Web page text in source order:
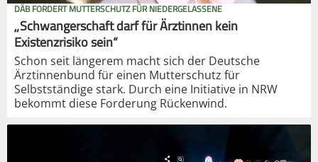
DÄB FORDERT MUTTERSCHUTZ FÜR NIEDERGELASSENE
„Schwangerschaft darf für Ärztinnen kein
Existenzrisiko sein“
Schon seit längerem macht sich der Deutsche
Ärztinnenbund für einen Mutterschutz für
Selbstständige stark. Durch eine Initiative in NRW
bekommt diese Forderung Rückenwind.